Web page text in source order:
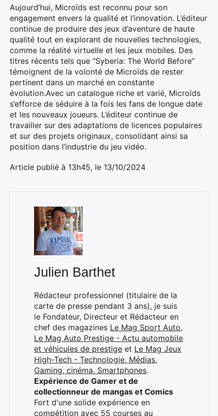
Aujourd’hui, Microïds est reconnu pour son
engagement envers la qualité et l’innovation. L’éditeur
continue de produire des jeux d’aventure de haute
qualité tout en explorant de nouvelles technologies,
comme la réalité virtuelle et les jeux mobiles. Des
titres récents tels que “Syberia: The World Before”
témoignent de la volonté de Microïds de rester
pertinent dans un marché en constante
évolution.Avec un catalogue riche et varié, Microïds
s’efforce de séduire à la fois les fans de longue date
et les nouveaux joueurs. L’éditeur continue de
travailler sur des adaptations de licences populaires
et sur des projets originaux, consolidant ainsi sa
position dans l’industrie du jeu vidéo.
Article publié à 13h45, le 13/10/2024
Julien Barthet
Rédacteur professionnel (titulaire de la
carte de presse pendant 3 ans), je suis
le Fondateur, Directeur et Rédacteur en
chef des magazines Le Mag Sport Auto,
Le Mag Auto Prestige - Actu automobile
et véhicules de prestige et Le Mag Jeux
High-Tech - Technologie, Médias,
Gaming, cinéma, Smartphones.
Expérience de Gamer et de
collectionneur de mangas et Comics
Fort d'une solide expérience en
compétition avec 55 courses au